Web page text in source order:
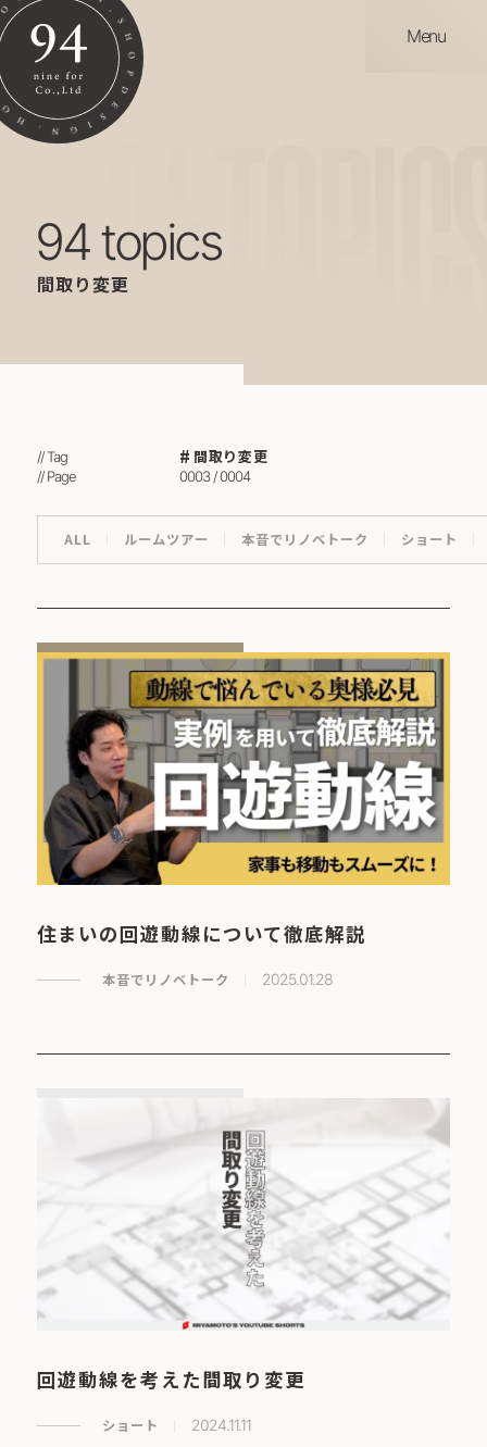
Menu
94
94 topics
間取り変更
// Tag 間取り変更
// Page 0003 / 0004
ALL ルームツアー 本音でリノベトーク ショート
住まいの回遊動線について徹底解説
本音でリノベトーク 2025.01.28
回遊動線を考えた間取り変更
ショート 2024.11.11